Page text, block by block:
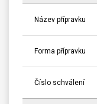
Název přípravku
Forma přípravku
Číslo schválení